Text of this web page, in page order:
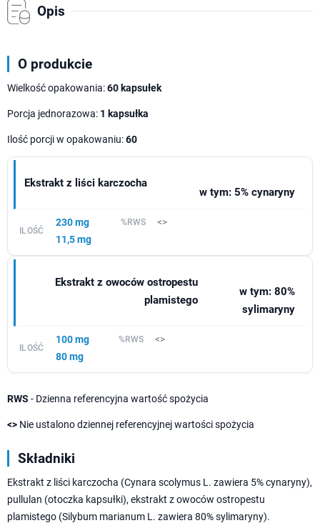
Opis
O produkcie
Wielkość opakowania:60 kapsułek
Porcja jednorazowa: 1 kapsułka
Ilość porcji w opakowaniu:60
Ekstrakt z liści karczocha
w tym: 5% cynaryny
230 mg
11,5 mg
<>
Ekstrakt z owoców ostropestu
plamistego
w tym: 80%
sylimaryny
100 mg
80 mg
<>
RWS - Dzienna referencyjna wartość spożycia
<> Nie ustalono dziennej referencyjnej wartości spożycia
Składniki
Ekstrakt z liści karczocha (Cynara scolymus L. zawiera 5% cynaryny),
pullulan (otoczka kapsułki), ekstrakt z owoców ostropestu
plamistego (Silybum marianum L. zawiera 80% sylimaryny).